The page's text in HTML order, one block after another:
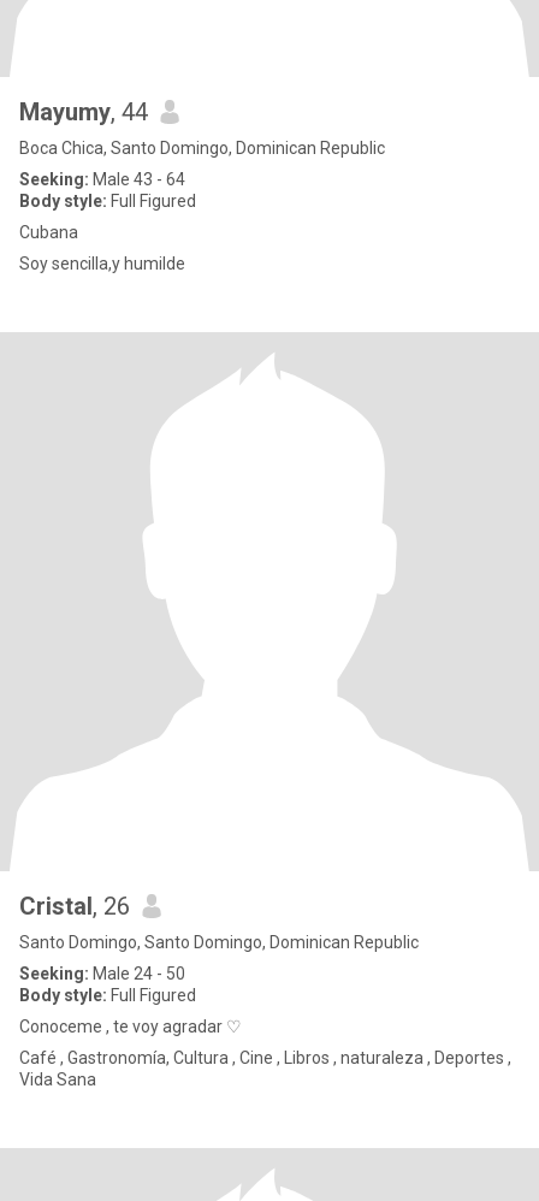
Mayumy, 44
Boca Chica, Santo Domingo, Dominican Republic
Seeking: Male 43 - 64
Body style: Full Figured
Cubana
Soy sencilla,y humilde
Cristal, 26
Santo Domingo, Santo Domingo, Dominican Republic
Seeking: Male 24 - 50
Body style: Full Figured
Conoceme , te voy agradar ♡
Café , Gastronomía, Cultura , Cine , Libros , naturaleza , Deportes ,
Vida Sana